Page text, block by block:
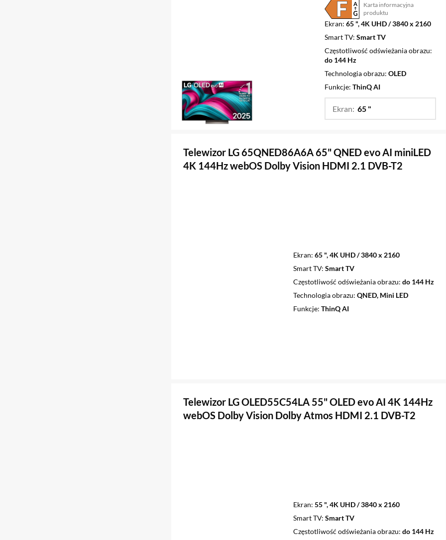
Karta informacyjna
produktu
Plik w formacie pdf
(otworzy się w nowym oknie)
Ekran 65 ", 4K UHD / 3840 x 2160
Smart TV Smart TV
Częstotliwość odświeżania obrazu
do 144 Hz
Technologia obrazu OLED
Funkcje ThinQ AI
Ekran: 65 "
55 ", 77 ", 83 "
Telewizor LG 65QNED86A6A 65" QNED evo AI miniLED
4K 144Hz webOS Dolby Vision HDMI 2.1 DVB-T2
Ekran 65 ", 4K UHD / 3840 x 2160
Smart TV Smart TV
Częstotliwość odświeżania obrazu do 144 Hz
Technologia obrazu QNED, Mini LED
Funkcje ThinQ AI
Telewizor LG OLED55C54LA 55" OLED evo AI 4K 144Hz
webOS Dolby Vision Dolby Atmos HDMI 2.1 DVB-T2
Ekran 55 ", 4K UHD / 3840 x 2160
Smart TV Smart TV
Częstotliwość odświeżania obrazu do 144 Hz